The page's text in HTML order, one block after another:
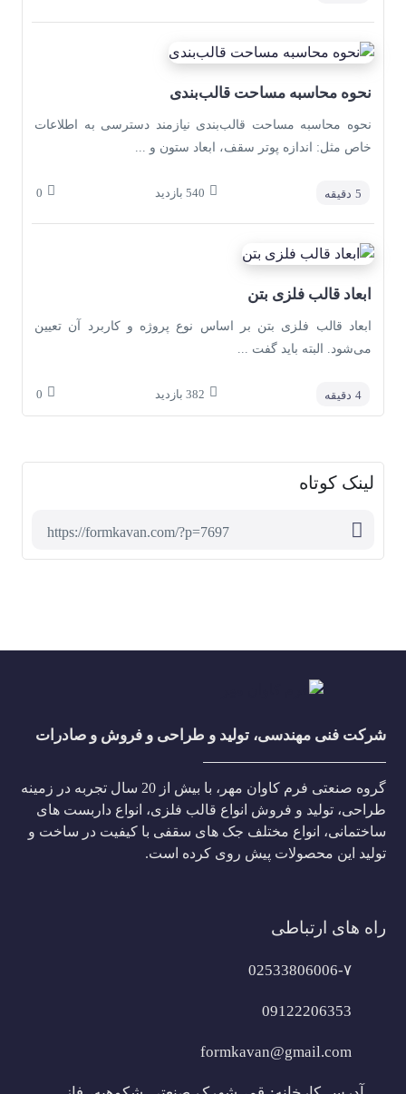
نحوه محاسبه مساحت قالب‌بندی
نحوه محاسبه مساحت قالب‌بندی نیازمند دسترسی به اطلاعات
خاص مثل: اندازه پوتر سقف، ابعاد ستون و ...
5 دقیقه 540 بازدید 0
ابعاد قالب فلزی بتن
ابعاد قالب فلزی بتن بر اساس نوع پروژه و کاربرد آن تعیین
می‌شود. البته باید گفت ...
4 دقیقه 382 بازدید 0
لینک کوتاه
شرکت فنی مهندسی، تولید و طراحی و فروش و صادرات
گروه صنعتی فرم کاوان مهر، با بیش از 20 سال تجربه در زمینه
طراحی، تولید و فروش انواع قالب فلزی، انواع داربست های
ساختمانی، انواع مختلف جک های سقفی با کیفیت در ساخت و
تولید این محصولات پیش روی کرده است.
راه های ارتباطی
02533806006-۷
09122206353
formkavan@gmail.com